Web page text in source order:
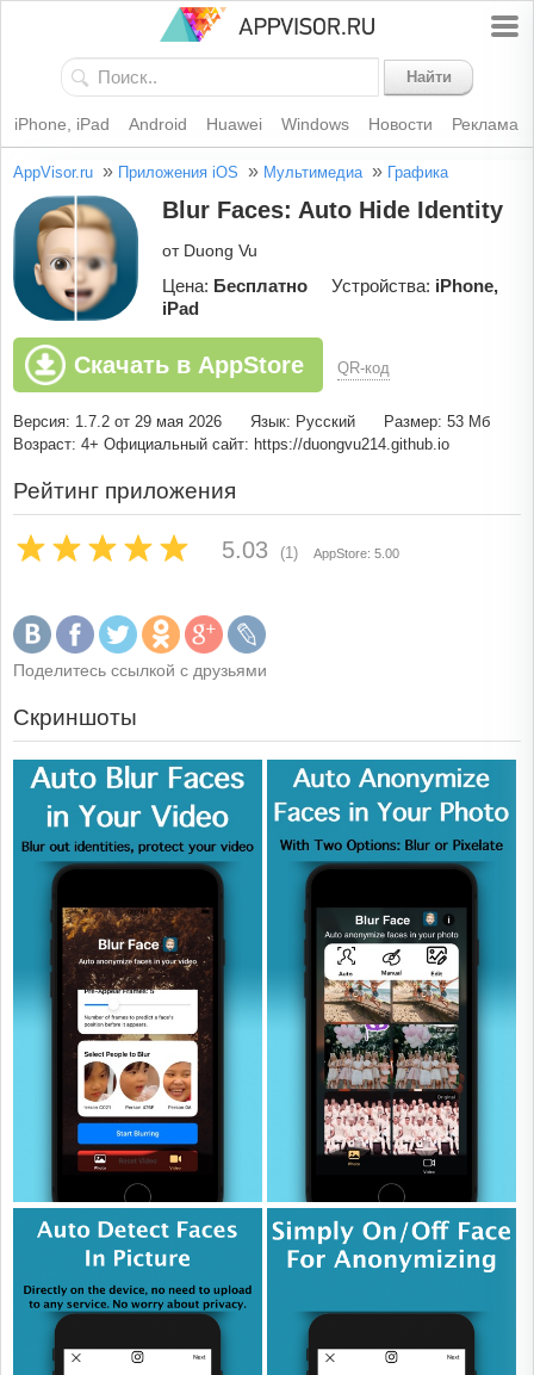
Найти
iPhone, iPad Android Huawei Windows Новости Реклама
AppVisor.ru » Приложения iOS » Мультимедиа » Графика
Blur Faces: Auto Hide Identity
от Duong Vu
Цена: Бесплатно Устройства: iPhone,
iPad
Скачать в AppStore QR-код
Версия: 1.7.2 от 29 мая 2026 Язык: Русский
Размер: 53 Мб
Возраст: 4+ Официальный сайт: https://duongvu214.github.io
Рейтинг приложения
5.03 (1) AppStore: 5.00
Поделитесь ссылкой с друзьями
Скриншоты